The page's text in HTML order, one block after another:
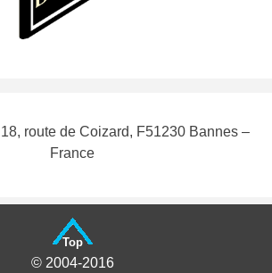
 18, route de Coizard, F51230 Bannes –
France
Top
© 2004-2016